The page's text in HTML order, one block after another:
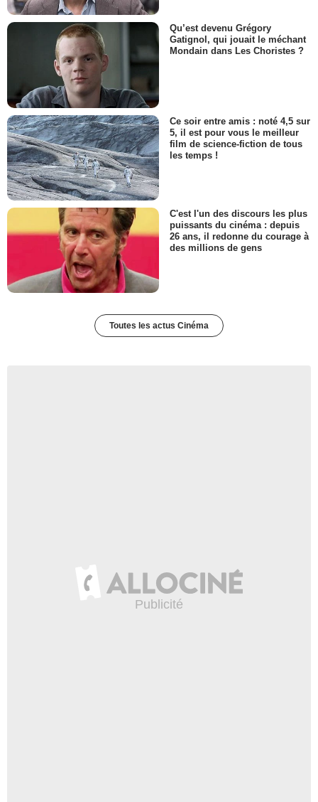
Qu’est devenu Grégory
Gatignol, qui jouait le méchant
Mondain dans Les Choristes ?
Ce soir entre amis : noté 4,5 sur
5, il est pour vous le meilleur
film de science-fiction de tous
les temps !
C'est l'un des discours les plus
puissants du cinéma : depuis
26 ans, il redonne du courage à
des millions de gens
Toutes les actus Cinéma